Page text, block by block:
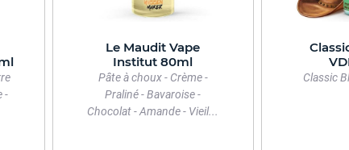
-
Le Maudit Vape
Institut 80ml
Pâte à choux - Crème -
Praliné - Bavaroise -
Chocolat - Amande - Vieil...
Classic